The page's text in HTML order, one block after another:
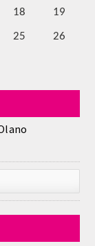
18 19
25 26